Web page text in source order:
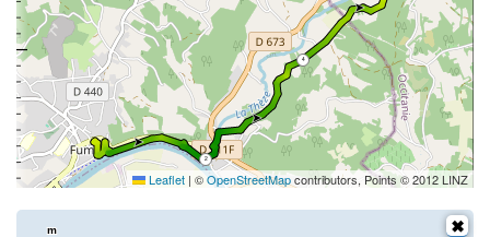
4
2
Leaflet | ©OpenStreetMapcontributors, Points © 2012 LINZ
m